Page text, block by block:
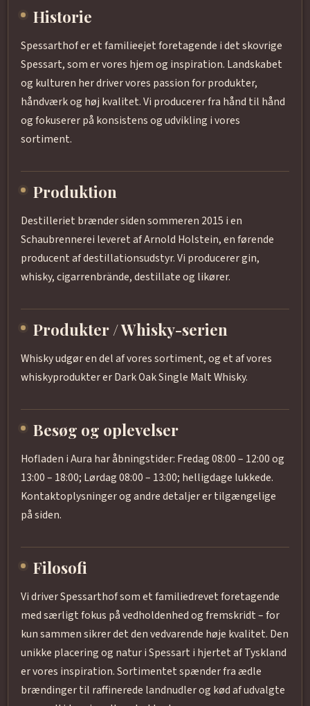
Historie
Spessarthof er et familieejet foretagende i det skovrige
Spessart, som er vores hjem og inspiration. Landskabet
og kulturen her driver vores passion for produkter,
håndværk og høj kvalitet. Vi producerer fra hånd til hånd
og fokuserer på konsistens og udvikling i vores
sortiment.
Produktion
Destilleriet brænder siden sommeren 2015 i en
Schaubrennerei leveret af Arnold Holstein, en førende
producent af destillationsudstyr. Vi producerer gin,
whisky, cigarrenbrände, destillate og likører.
Produkter / Whisky-serien
Whisky udgør en del af vores sortiment, og et af vores
whiskyprodukter er Dark Oak Single Malt Whisky.
Besøg og oplevelser
Hofladen i Aura har åbningstider: Fredag 08:00 – 12:00 og
13:00 – 18:00; Lørdag 08:00 – 13:00; helligdage lukkede.
Kontaktoplysninger og andre detaljer er tilgængelige
på siden.
Filosofi
Vi driver Spessarthof som et familiedrevet foretagende
med særligt fokus på vedholdenhed og fremskridt – for
kun sammen sikrer det den vedvarende høje kvalitet. Den
unikke placering og natur i Spessart i hjertet af Tyskland
er vores inspiration. Sortimentet spænder fra ædle
brændinger til raffinerede landnudler og kød af udvalgte